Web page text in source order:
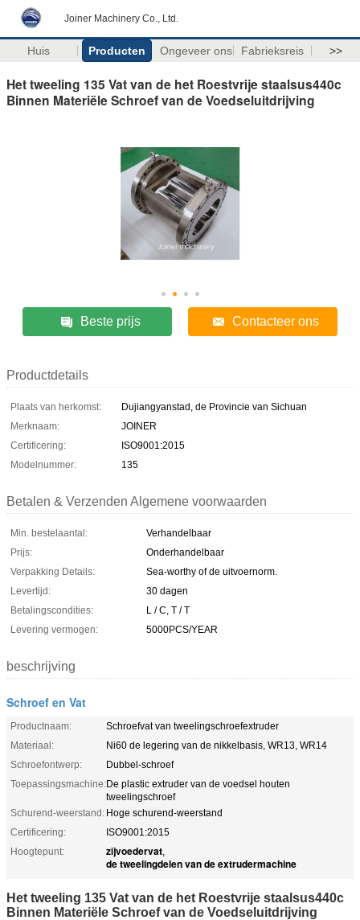
Joiner Machinery Co., Ltd.
Huis Producten Ongeveer ons Fabrieksreis >>
Het tweeling 135 Vat van de het Roestvrije staalsus440c
Binnen Materiële Schroef van de Voedseluitdrijving
Beste prijs Contacteer ons
Productdetails
Plaats van herkomst:
Dujiangyanstad, de Provincie van Sichuan
Merknaam:
JOINER
Certificering:
ISO9001:2015
Modelnummer:
135
Betalen & Verzenden Algemene voorwaarden
Min. bestelaantal:
Verhandelbaar
Prijs:
Onderhandelbaar
Verpakking Details:
Sea-worthy of de uitvoernorm.
Levertijd:
30 dagen
Betalingscondities:
L / C, T / T
Levering vermogen:
5000PCS/YEAR
beschrijving
Schroef en Vat
Productnaam:
Schroefvat van tweelingschroefextruder
Materiaal:
Ni60 de legering van de nikkelbasis, WR13, WR14
Schroefontwerp:
Dubbel-schroef
Toepassingsmachine:De plastic extruder van de voedsel houten
tweelingschroef
Schurend-weerstand: Hoge schurend-weerstand
Certificering:
ISO9001:2015
Hoogtepunt:
zijvoedervat,
de tweelingdelen van de extrudermachine
Het tweeling 135 Vat van de het Roestvrije staalsus440c
Binnen Materiële Schroef van de Voedseluitdrijving